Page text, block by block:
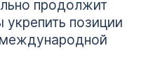
продолжит
укрепить позиции
международной